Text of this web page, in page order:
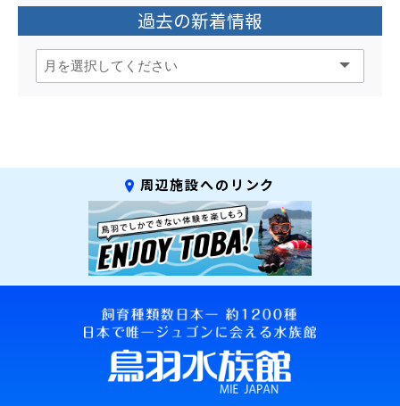
過去の新着情報
周辺施設へのリンク